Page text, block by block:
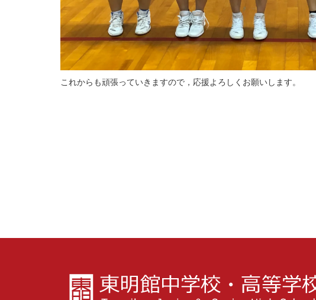
これからも頑張っていきますので，応援よろしくお願いします。